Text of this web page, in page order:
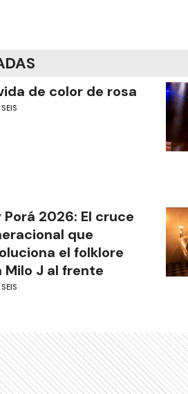
de color de rosa
Porá 2026: El cruce
que
el folklore
Milo J al frente